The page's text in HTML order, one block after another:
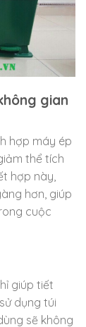
gian
hợp máy ép
thể tích
hợp này,
hơn, giúp
cuộc
giúp tiết
dụng túi
sẽ không